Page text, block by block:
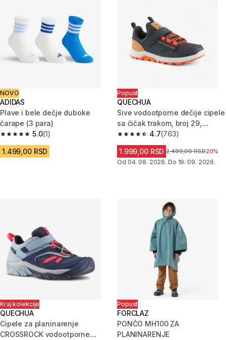
NOVO
ADIDAS
Plave i bele dečje duboke
čarape (3 para)
5.0
5.0 od 5 zvezdica from 1 Recenzije
(1)
1.499,00 RSD
Popust
QUECHUA
Sive vodootporne dečije cipele
sa čičak trakom, broj 29,
NH500
4.7
4.7 od 5 zvezdica from 763
(763)
1.999,00 RSD Cena pre sniženja
2.499,00 RSD20%
Od 04. 08. 2026. Do 19. 09. 2026.
Kraj kolekcije
QUECHUA
Cipele za planinarenje
CROSSROCK vodootporne
Popust
FORCLAZ
PONČO MH100 ZA
PLANINARENJE